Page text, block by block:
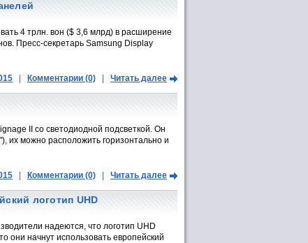
4 трлн. вон ($ 3,6 млрд) в расширение
Пресс-секретарь Samsung Display
Комментарии (0) Читать далее
II со светодиодной подсветкой. Он
их можно расположить горизонтально и
Комментарии (0) Читать далее
логотип UHD
надеются, что логотип UHD
они начнут использовать европейский